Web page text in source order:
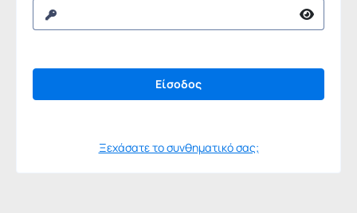
Ξεχάσατε το συνθηματικό σας;